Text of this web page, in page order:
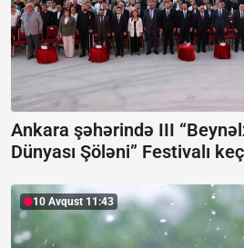
Ankara şəhərində III
Dünyası Şöləni” Festivalı
10 Avqust 11:43